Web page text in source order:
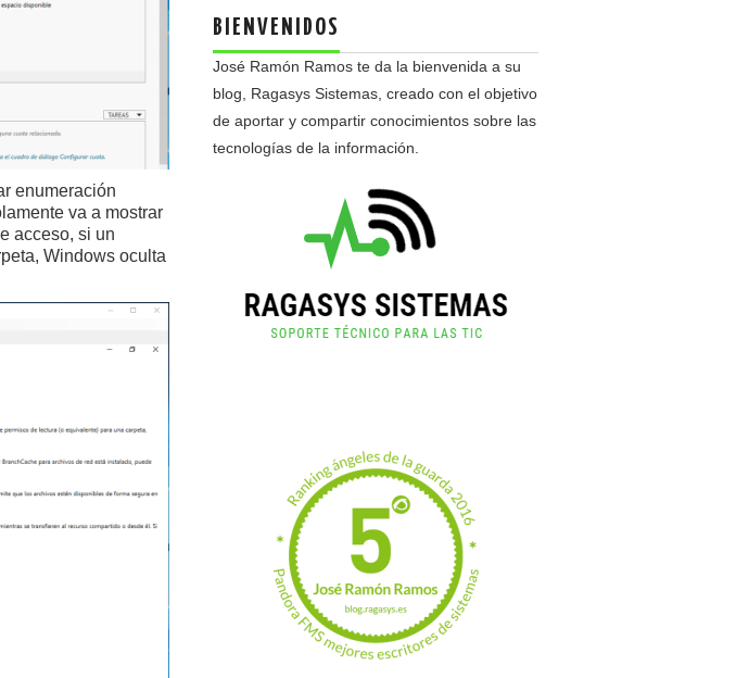
enumeración
va a mostrar
acceso, si un
Windows oculta
BIENVENIDOS
José Ramón Ramos te da la bienvenida a su
blog, Ragasys Sistemas, creado con el objetivo
de aportar y compartir conocimientos sobre las
tecnologías de la información.